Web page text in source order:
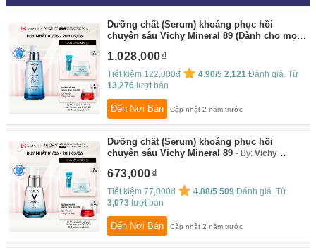
Dưỡng chất (Serum) khoáng phục hồi
chuyên sâu Vichy Mineral 89 (Dành cho mọi
1,028,000
Tiết kiệm 122,000đ 4.90/5 2,121 Đánh giá. Từ
13,276 lượt bán
Đến Nơi Bán Cập nhật 2 năm trước
Dưỡng chất (Serum) khoáng phục hồi
chuyên sâu Vichy Mineral 89
By:Vichy
673,000
Tiết kiệm 77,000đ 4.88/5 509 Đánh giá. Từ
3,073 lượt bán
Đến Nơi Bán Cập nhật 2 năm trước